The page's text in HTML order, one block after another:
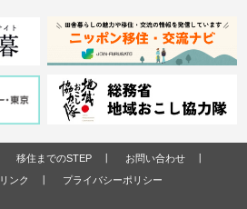
移住までのSTEP
お問い合わせ
リンク プライバシーポリシー